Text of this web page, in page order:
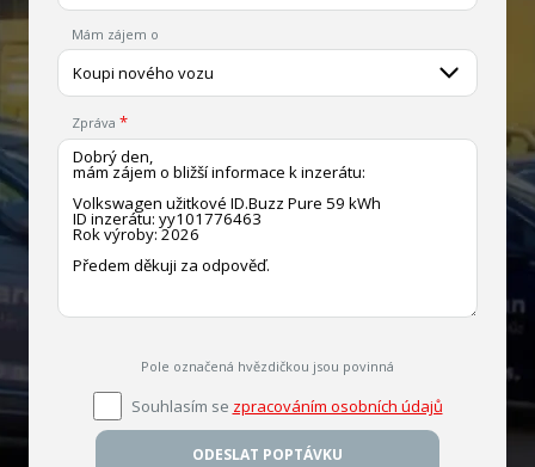
Mám zájem o
Koupi nového vozu
Zpráva
Pole označená hvězdičkou jsou povinná
Souhlasím se zpracováním osobních údajů
ODESLAT POPTÁVKU